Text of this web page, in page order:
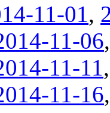
11-01,
11-06
11-11
11-16